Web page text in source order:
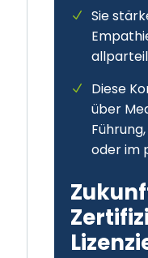
Sie
Diese
über
oder im